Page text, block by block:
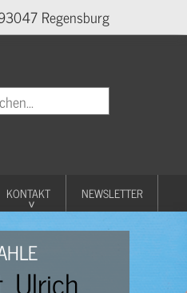
Regensburg
KONTAKT NEWSLETTER
Ulrich